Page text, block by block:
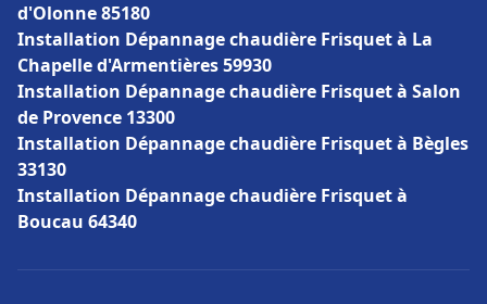
d'Olonne 85180
Installation Dépannage chaudière Frisquet à La
Chapelle d'Armentières 59930
Installation Dépannage chaudière Frisquet à Salon
de Provence 13300
Installation Dépannage chaudière Frisquet à Bègles
33130
Installation Dépannage chaudière Frisquet à
Boucau 64340